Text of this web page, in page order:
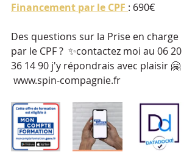
Financement par le CPF : 690€
Des questions sur la Prise en charge
par le CPF ?  ✨contactez moi au 06 20
36 14 90 j'y répondrais avec plaisir 🤗
www.spin-compagnie.fr